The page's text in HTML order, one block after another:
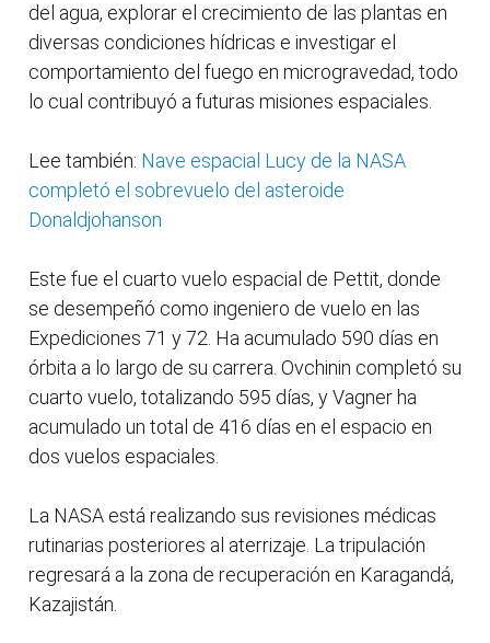
del agua, explorar el crecimiento de las plantas en
diversas condiciones hídricas e investigar el
comportamiento del fuego en microgravedad, todo
lo cual contribuyó a futuras misiones espaciales.
Lee también: Nave espacial Lucy de la NASA
completó el sobrevuelo del asteroide
Donaldjohanson
Este fue el cuarto vuelo espacial de Pettit, donde
se desempeñó como ingeniero de vuelo en las
Expediciones 71 y 72. Ha acumulado 590 días en
órbita a lo largo de su carrera. Ovchinin completó su
cuarto vuelo, totalizando 595 días, y Vagner ha
acumulado un total de 416 días en el espacio en
dos vuelos espaciales.
La NASA está realizando sus revisiones médicas
rutinarias posteriores al aterrizaje. La tripulación
regresará a la zona de recuperación en Karagandá,
Kazajistán.